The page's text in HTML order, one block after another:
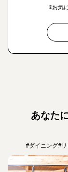
※お気
あなた
#ダイニング#